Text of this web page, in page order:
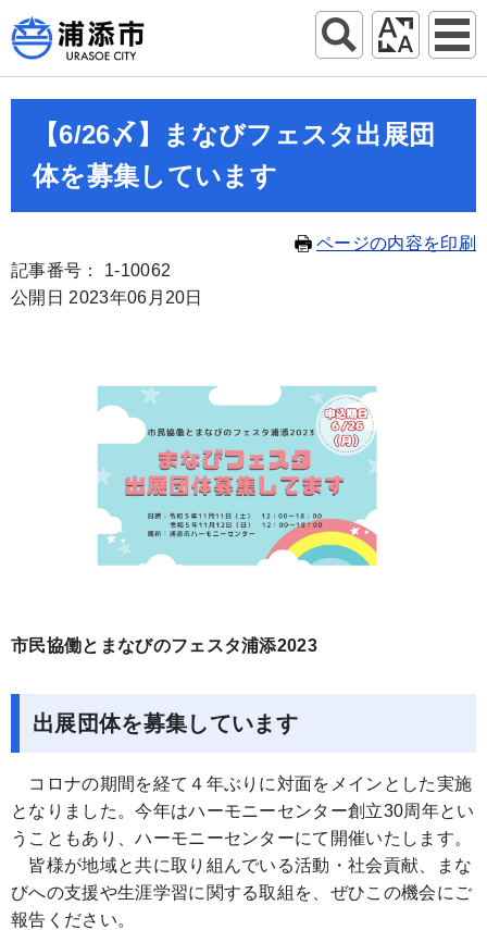
【6/26〆】まなびフェスタ出展団
体を募集しています
ページの内容を印刷
記事番号： 1-10062
公開日 2023年06月20日
市民協働とまなびのフェスタ浦添2023
出展団体を募集しています
コロナの期間を経て４年ぶりに対面をメインとした実施
となりました。今年はハーモニーセンター創立30周年とい
うこともあり、ハーモニーセンターにて開催いたします。
皆様が地域と共に取り組んでいる活動・社会貢献、まな
びへの支援や生涯学習に関する取組を、ぜひこの機会にご
報告ください。